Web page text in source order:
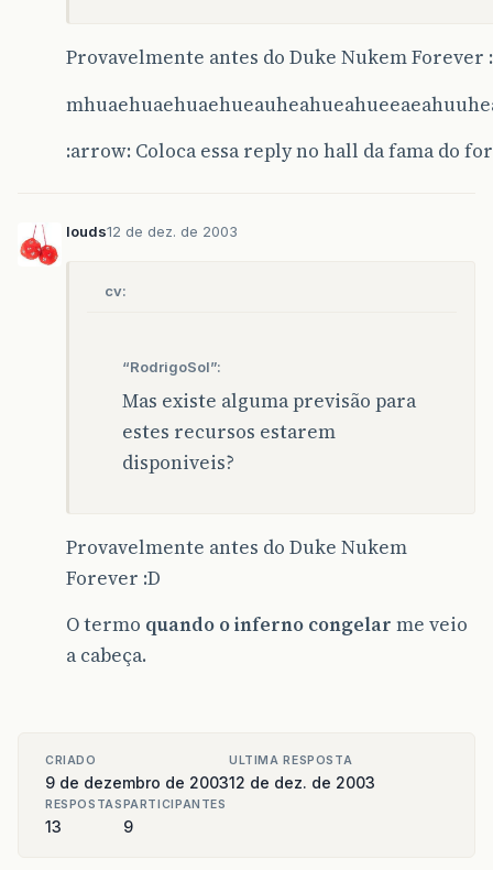
Provavelmente antes do Duke Nukem Forever
:arrow: Coloca essa reply no hall da fama do
louds12 de dez. de 2003
cv:
“RodrigoSol”:
Mas existe alguma previsão para
estes recursos estarem
disponiveis?
Provavelmente antes do Duke Nukem
Forever :D
O termo quando o inferno congelar me veio
a cabeça.
CRIADO
9 de dezembro de 2003
ULTIMA RESPOSTA
12 de dez. de 2003
RESPOSTAS
13
PARTICIPANTES
9